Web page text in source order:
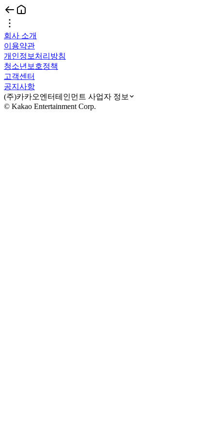
회사 소개
이용약관
개인정보처리방침
청소년보호정책
고객센터
공지사항
(주)카카오엔터테인먼트 사업자 정보
© Kakao Entertainment Corp.